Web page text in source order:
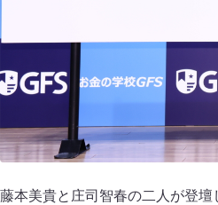
藤本美貴と庄司智春の二人が登